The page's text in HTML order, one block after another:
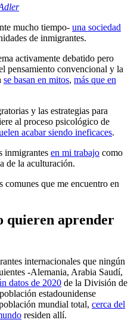
mucho tiempo- una sociedad
de inmigrantes.
activamente debatido pero
pensamiento convencional y la
se basan en mitos, más que en
y las estrategias para
al proceso psicológico de
acabar siendo ineficaces.
inmigrantes en mi trabajo como
de la aculturación.
comunes que me encuentro en
quieren aprender
internacionales que ningún
-Alemania, Arabia Saudí,
datos de 2020 de la División de
estadounidense
mundial total, cerca del
residen allí.